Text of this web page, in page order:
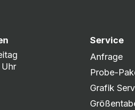
Service
Anfrage
Probe-
Grafik